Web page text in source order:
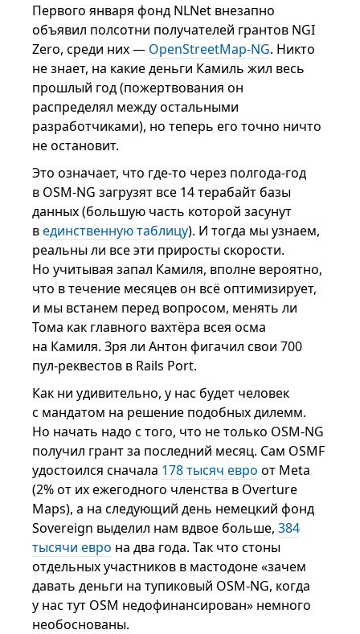
Первого января фонд NLNet внезапно
объявил полсотни получателей грантов NGI
Zero, среди них — OpenStreetMap-NG. Никто
не знает, на какие деньги Камиль жил весь
прошлый год (пожертвования он
распределял между остальными
разработчиками), но теперь его точно ничто
не остановит.
Это означает, что где-то через полгода-год
в OSM-NG загрузят все 14 терабайт базы
данных (большую часть которой засунут
вединственную таблицу). И тогда мы узнаем,
реальны ли все эти приросты скорости.
Но учитывая запал Камиля, вполне вероятно,
что в течение месяцев он всё оптимизирует,
и мы встанем перед вопросом, менять ли
Тома как главного вахтёра всея осма
на Камиля. Зря ли Антон фигачил свои 700
пул-реквестов в Rails Port.
Как ни удивительно, у нас будет человек
с мандатом на решение подобных дилемм.
Но начать надо с того, что не только OSM-NG
получил грант за последний месяц. Сам OSMF
удостоился сначала 178 тысяч евро от Meta
(2% от их ежегодного членства в Overture
Maps), а на следующий день немецкий фонд
Sovereign выделил нам вдвое больше,384
тысячи евро на два года. Так что стоны
отдельных участников в мастодоне «зачем
давать деньги на тупиковый OSM-NG, когда
у нас тут OSM недофинансирован» немного
необоснованы.